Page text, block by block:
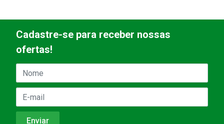
Cadastre-se para receber nossas
ofertas!